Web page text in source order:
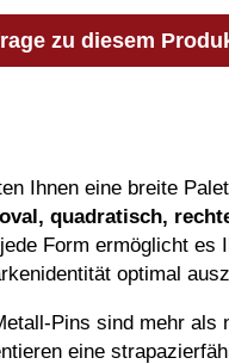
zu diesem
Ihnen eine breite
oval, quadratisch,
Form ermöglicht es
optimal
Pins sind mehr
eine